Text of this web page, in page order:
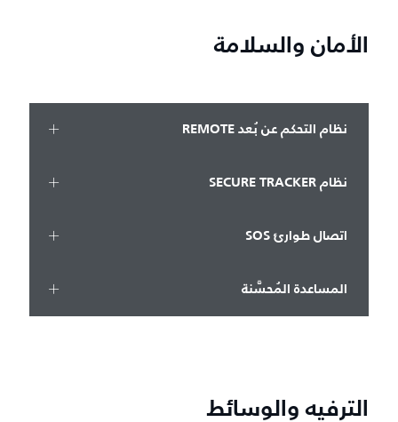
الأمان والسلامة
نظام التحكم عن بُعد REMOTE
نظام SECURE TRACKER
اتصال طوارئ SOS
المساعدة المُحسَّنة
الترفيه والوسائط